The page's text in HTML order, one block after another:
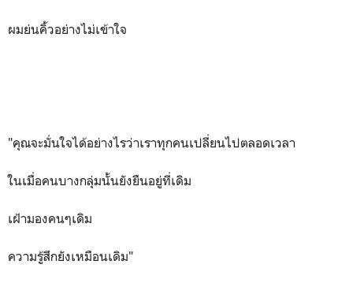
ผมย่นคิ้วอย่างไม่เข้าใจ
"คุณจะมั่นใจได้อย่างไรว่าเราทุกคนเปลี่ยนไปตลอดเวลา
ในเมื่อคนบางกลุ่มนั้นยังยืนอยู่ที่เดิม
เฝ้ามองคนๆเดิม
ความรู้สึกยังเหมือนเดิม"